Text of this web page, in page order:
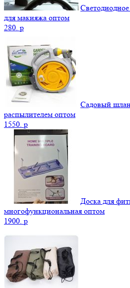
для макияжа оптом
280. p
Садовый
распылителем оптом
1550. p
Доска для
многофункциональная оптом
1900. p